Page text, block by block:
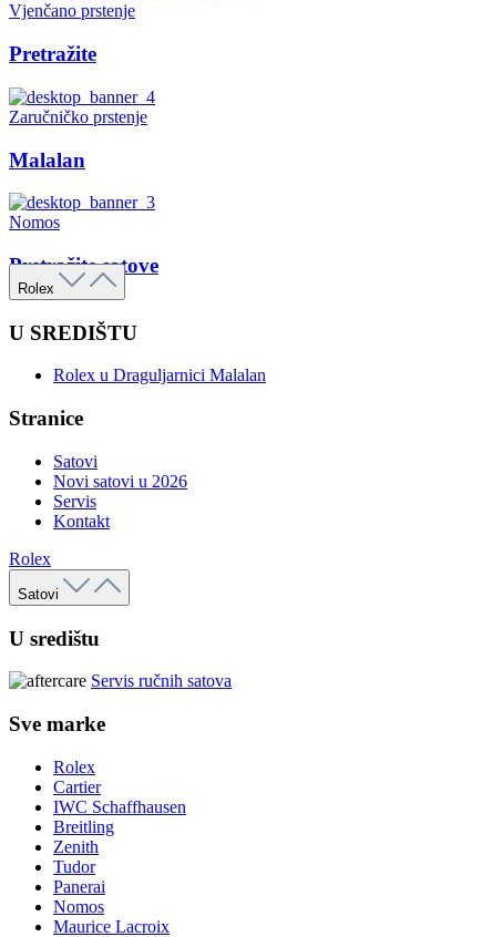
Vjenčano prstenje
Pretražite
Zaručničko prstenje
Malalan
Nomos
Pretražite satove
Rolex
U SREDIŠTU
Rolex u Draguljarnici Malalan
Stranice
Satovi
Novi satovi u 2026
Servis
Kontakt
Rolex
Satovi
U središtu
Servis ručnih satova
Sve marke
Rolex
Cartier
IWC Schaffhausen
Breitling
Zenith
Tudor
Panerai
Nomos
Maurice Lacroix